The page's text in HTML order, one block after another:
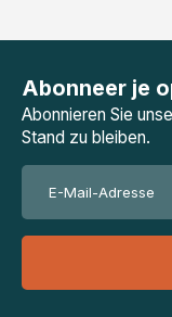
Abonneer je
Abonnieren Sie
Stand zu bleiben.